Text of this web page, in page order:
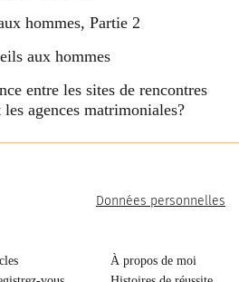
hommes, Partie 2
aux hommes
entre les sites de rencontres
agences matrimoniales?
À propos de moi
Données personnelles